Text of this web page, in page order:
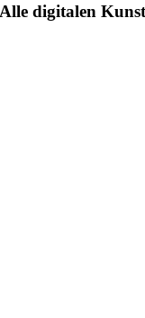
Alle digitalen